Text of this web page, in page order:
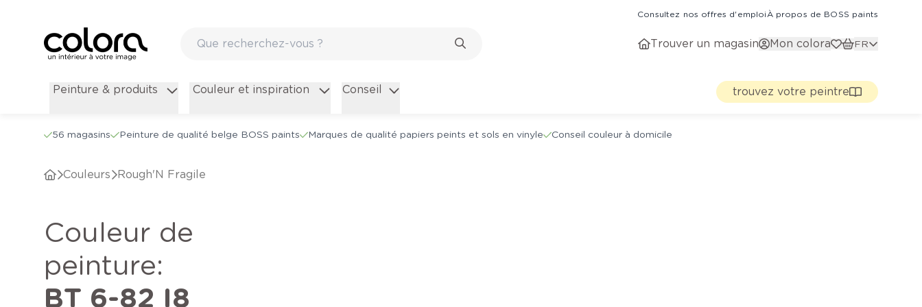
Consultez nos offres d'emploiÀ propos de BOSS paints
Trouver un magasin Mon colora FR
Peinture & produits Couleur et inspiration Conseil trouvez votre peintre
56 magasins Peinture de qualité belge BOSS paints Marques de qualité papiers peints et sols en vinyle Conseil couleur à domicile
Couleurs Rough'N Fragile
Couleur de
peinture:
BT 6-82 I8